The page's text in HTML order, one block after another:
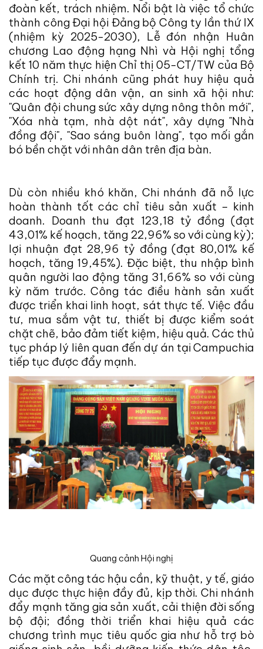
đoàn kết, trách nhiệm. Nổi bật là việc tổ chức
thành công Đại hội Đảng bộ Công ty lần thứ IX
(nhiệm kỳ 2025-2030), Lễ đón nhận Huân
chương Lao động hạng Nhì và Hội nghị tổng
kết 10 năm thực hiện Chỉ thị 05-CT/TW của Bộ
Chính trị. Chi nhánh cũng phát huy hiệu quả
các hoạt động dân vận, an sinh xã hội như:
"Quân đội chung sức xây dựng nông thôn mới",
"Xóa nhà tạm, nhà dột nát", xây dựng "Nhà
đồng đội", "Sao sáng buôn làng", tạo mối gắn
bó bền chặt với nhân dân trên địa bàn.
Dù còn nhiều khó khăn, Chi nhánh đã nỗ lực
hoàn thành tốt các chỉ tiêu sản xuất – kinh
doanh. Doanh thu đạt 123,18 tỷ đồng (đạt
43,01% kế hoạch, tăng 22,96% so với cùng kỳ);
lợi nhuận đạt 28,96 tỷ đồng (đạt 80,01% kế
hoạch, tăng 19,45%). Đặc biệt, thu nhập bình
quân người lao động tăng 31,66% so với cùng
kỳ năm trước. Công tác điều hành sản xuất
được triển khai linh hoạt, sát thực tế. Việc đầu
tư, mua sắm vật tư, thiết bị được kiểm soát
chặt chẽ, bảo đảm tiết kiệm, hiệu quả. Các thủ
tục pháp lý liên quan đến dự án tại Campuchia
tiếp tục được đẩy mạnh.
Quang cảnh Hội nghị
Các mặt công tác hậu cần, kỹ thuật, y tế, giáo
dục được thực hiện đầy đủ, kịp thời. Chi nhánh
đẩy mạnh tăng gia sản xuất, cải thiện đời sống
bộ đội; đồng thời triển khai hiệu quả các
chương trình mục tiêu quốc gia như hỗ trợ bò